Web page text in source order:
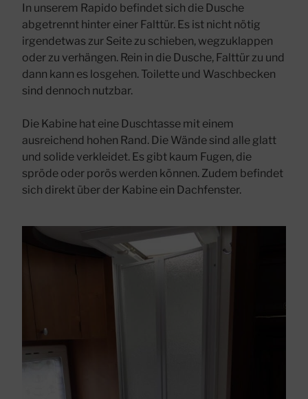
In unserem Rapido befindet sich die Dusche
abgetrennt hinter einer Falttür. Es ist nicht nötig
irgendetwas zur Seite zu schieben, wegzuklappen
oder zu verhängen. Rein in die Dusche, Falttür zu und
dann kann es losgehen. Toilette und Waschbecken
sind dennoch nutzbar.
Die Kabine hat eine Duschtasse mit einem
ausreichend hohen Rand. Die Wände sind alle glatt
und solide verkleidet. Es gibt kaum Fugen, die
spröde oder porös werden können. Zudem befindet
sich direkt über der Kabine ein Dachfenster.